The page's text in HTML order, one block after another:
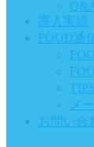
導入実績
FOOD通
メ
お問い合